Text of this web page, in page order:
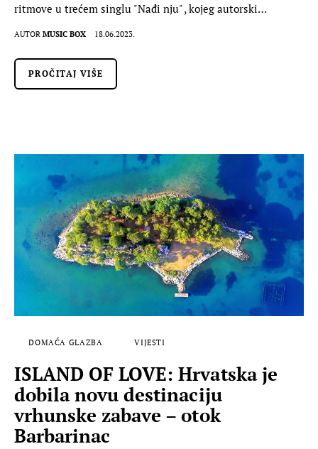
ritmove u trećem singlu "Nađi nju" , kojeg autorski…
AUTOR MUSIC BOX 18.06.2023.
PROČITAJ VIŠE
DOMAĆA GLAZBA VIJESTI
ISLAND OF LOVE: Hrvatska je
dobila novu destinaciju
vrhunske zabave – otok
Barbarinac